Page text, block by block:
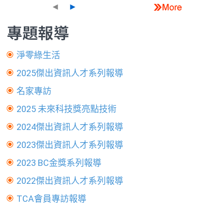
◄
►
專題報導
淨零綠生活
2025傑出資訊人才系列報導
名家專訪
2025 未來科技獎亮點技術
2024傑出資訊人才系列報導
2023傑出資訊人才系列報導
2023 BC金獎系列報導
2022傑出資訊人才系列報導
TCA會員專訪報導